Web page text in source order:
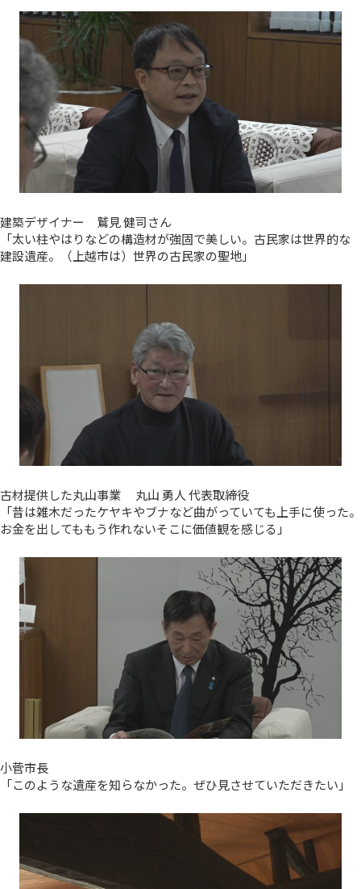
建築デザイナー 鷲見 健司さん
「太い柱やはりなどの構造材が強固で美しい。古民家は世界的な
建設遺産。（上越市は）世界の古民家の聖地」
古材提供した丸山事業 丸山 勇人 代表取締役
「昔は雑木だったケヤキやブナなど曲がっていても上手に使った。
お金を出してももう作れないそこに価値観を感じる」
小菅市長
「このような遺産を知らなかった。ぜひ見させていただきたい」